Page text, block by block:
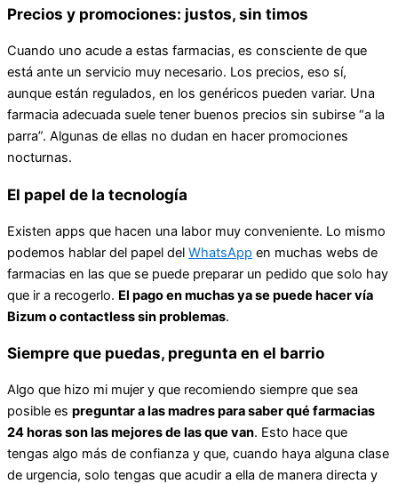
Precios y promociones: justos, sin timos
Cuando uno acude a estas farmacias, es consciente de que
está ante un servicio muy necesario. Los precios, eso sí,
aunque están regulados, en los genéricos pueden variar. Una
farmacia adecuada suele tener buenos precios sin subirse “a la
parra”. Algunas de ellas no dudan en hacer promociones
nocturnas.
El papel de la tecnología
Existen apps que hacen una labor muy conveniente. Lo mismo
podemos hablar del papel del WhatsApp en muchas webs de
farmacias en las que se puede preparar un pedido que solo hay
que ir a recogerlo. El pago en muchas ya se puede hacer vía
Bizum o contactless sin problemas.
Siempre que puedas, pregunta en el barrio
Algo que hizo mi mujer y que recomiendo siempre que sea
posible es preguntar a las madres para saber qué farmacias
24 horas son las mejores de las que van. Esto hace que
tengas algo más de confianza y que, cuando haya alguna clase
de urgencia, solo tengas que acudir a ella de manera directa y